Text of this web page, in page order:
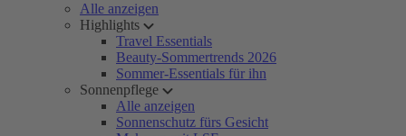
Alle anzeigen
Highlights
Travel Essentials
Beauty-Sommertrends 2026
Sommer-Essentials für ihn
Sonnenpflege
Alle anzeigen
Sonnenschutz fürs Gesicht